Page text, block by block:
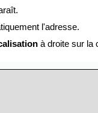
l'adresse.
à droite sur la